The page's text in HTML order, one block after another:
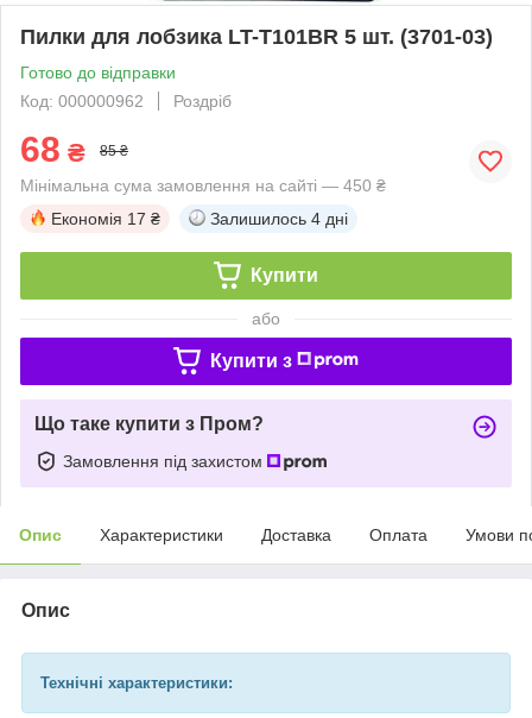
Пилки для лобзика LT-T101BR 5 шт. (3701-03)
Готово до відправки
Код: 000000962
Роздріб
68 ₴ 85 ₴
Мінімальна сума замовлення на сайті — 450 ₴
Економія 17 ₴ Залишилось 4 дні
Купити
або
Купити з
Що таке купити з Пром?
Замовлення під захистом
Опис Характеристики Доставка Оплата Умови
Опис
Технічні характеристики: